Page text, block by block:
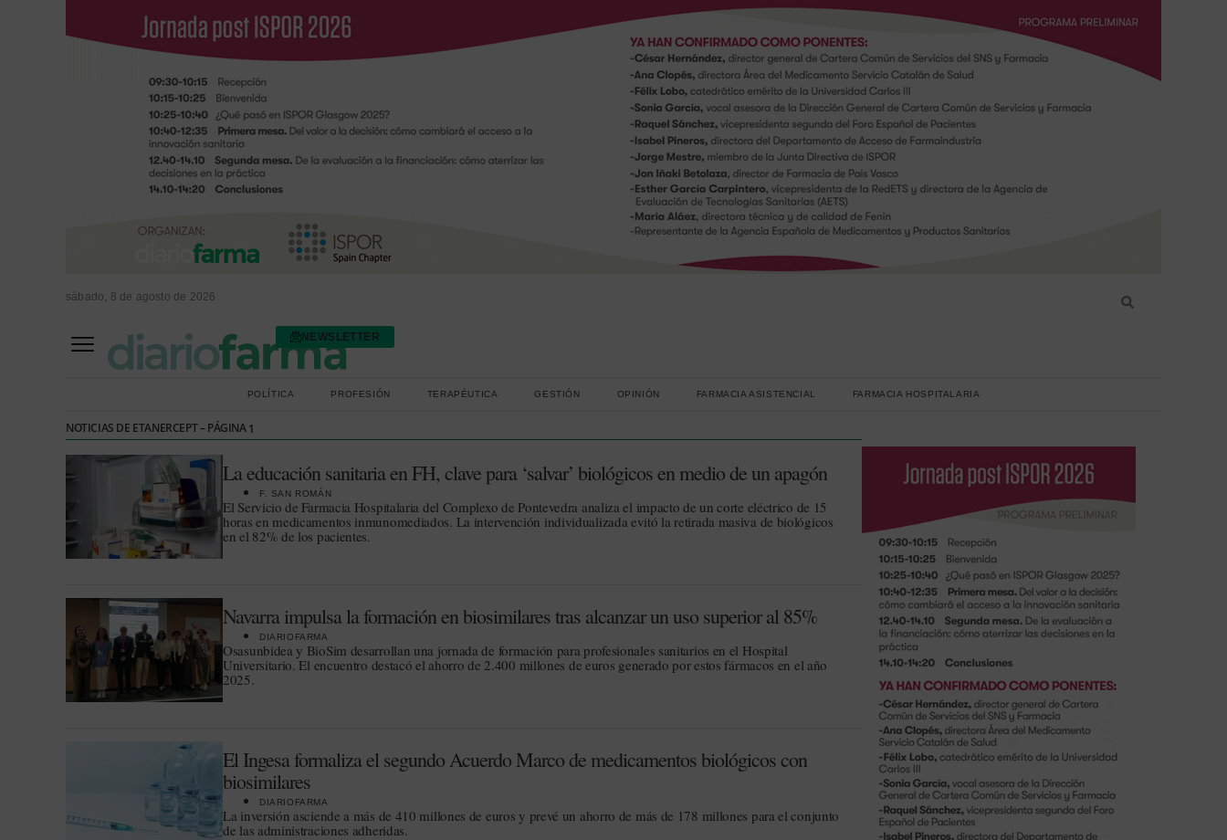
sábado, 8 de agosto de 2026
NEWSLETTER
POLÍTICA PROFESIÓN TERAPÉUTICA GESTIÓN OPINIÓN FARMACIA ASISTENCIAL FARMACIA HOSPITALARIA
NOTICIAS DE ETANERCEPT – PÁGINA1
La educación sanitaria en FH, clave para ‘salvar’ biológicos en medio de un apagón
F. SAN ROMÁN
El Servicio de Farmacia Hospitalaria del Complexo de Pontevedra analiza el impacto de un corte eléctrico de 15
horas en medicamentos inmunomediados. La intervención individualizada evitó la retirada masiva de biológicos
en el 82% de los pacientes.
Navarra impulsa la formación en biosimilares tras alcanzar un uso superior al 85%
DIARIOFARMA
Osasunbidea y BioSim desarrollan una jornada de formación para profesionales sanitarios en el Hospital
Universitario. El encuentro destacó el ahorro de 2.400 millones de euros generado por estos fármacos en el año
2025.
El Ingesa formaliza el segundo Acuerdo Marco de medicamentos biológicos con
biosimilares
DIARIOFARMA
La inversión asciende a más de 410 millones de euros y prevé un ahorro de más de 178 millones para el conjunto
de las administraciones adheridas.